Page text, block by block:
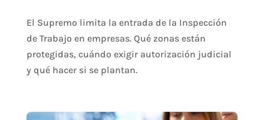
El Supremo limita la entrada de la Inspección
de Trabajo en empresas. Qué zonas están
protegidas, cuándo exigir autorización judicial
y qué hacer si se plantan.